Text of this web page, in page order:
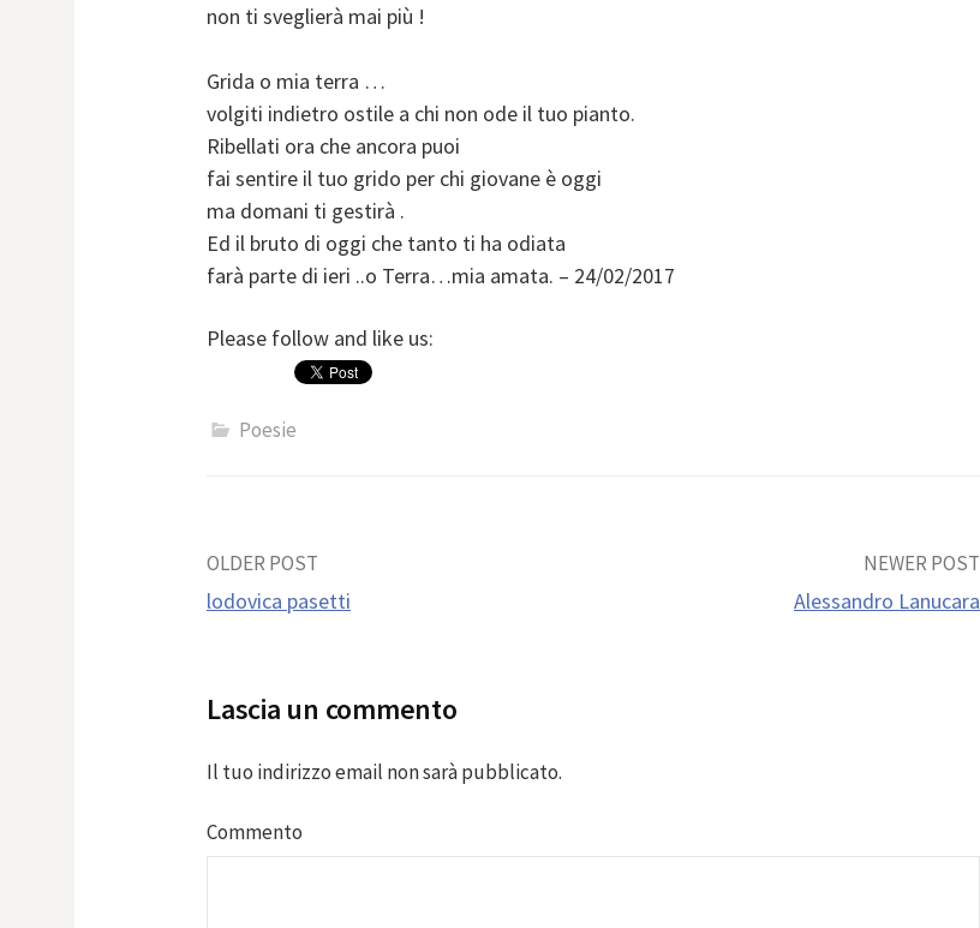
non ti sveglierà mai più !
Grida o mia terra …
volgiti indietro ostile a chi non ode il tuo pianto.
Ribellati ora che ancora puoi
fai sentire il tuo grido per chi giovane è oggi
ma domani ti gestirà .
Ed il bruto di oggi che tanto ti ha odiata
farà parte di ieri ..o Terra…mia amata. – 24/02/2017
Please follow and like us:
Poesie
Post
OLDER POST
lodovica pasetti
NEWER POST
Alessandro Lanucara
Lascia un commento
Il tuo indirizzo email non sarà pubblicato.
Commento